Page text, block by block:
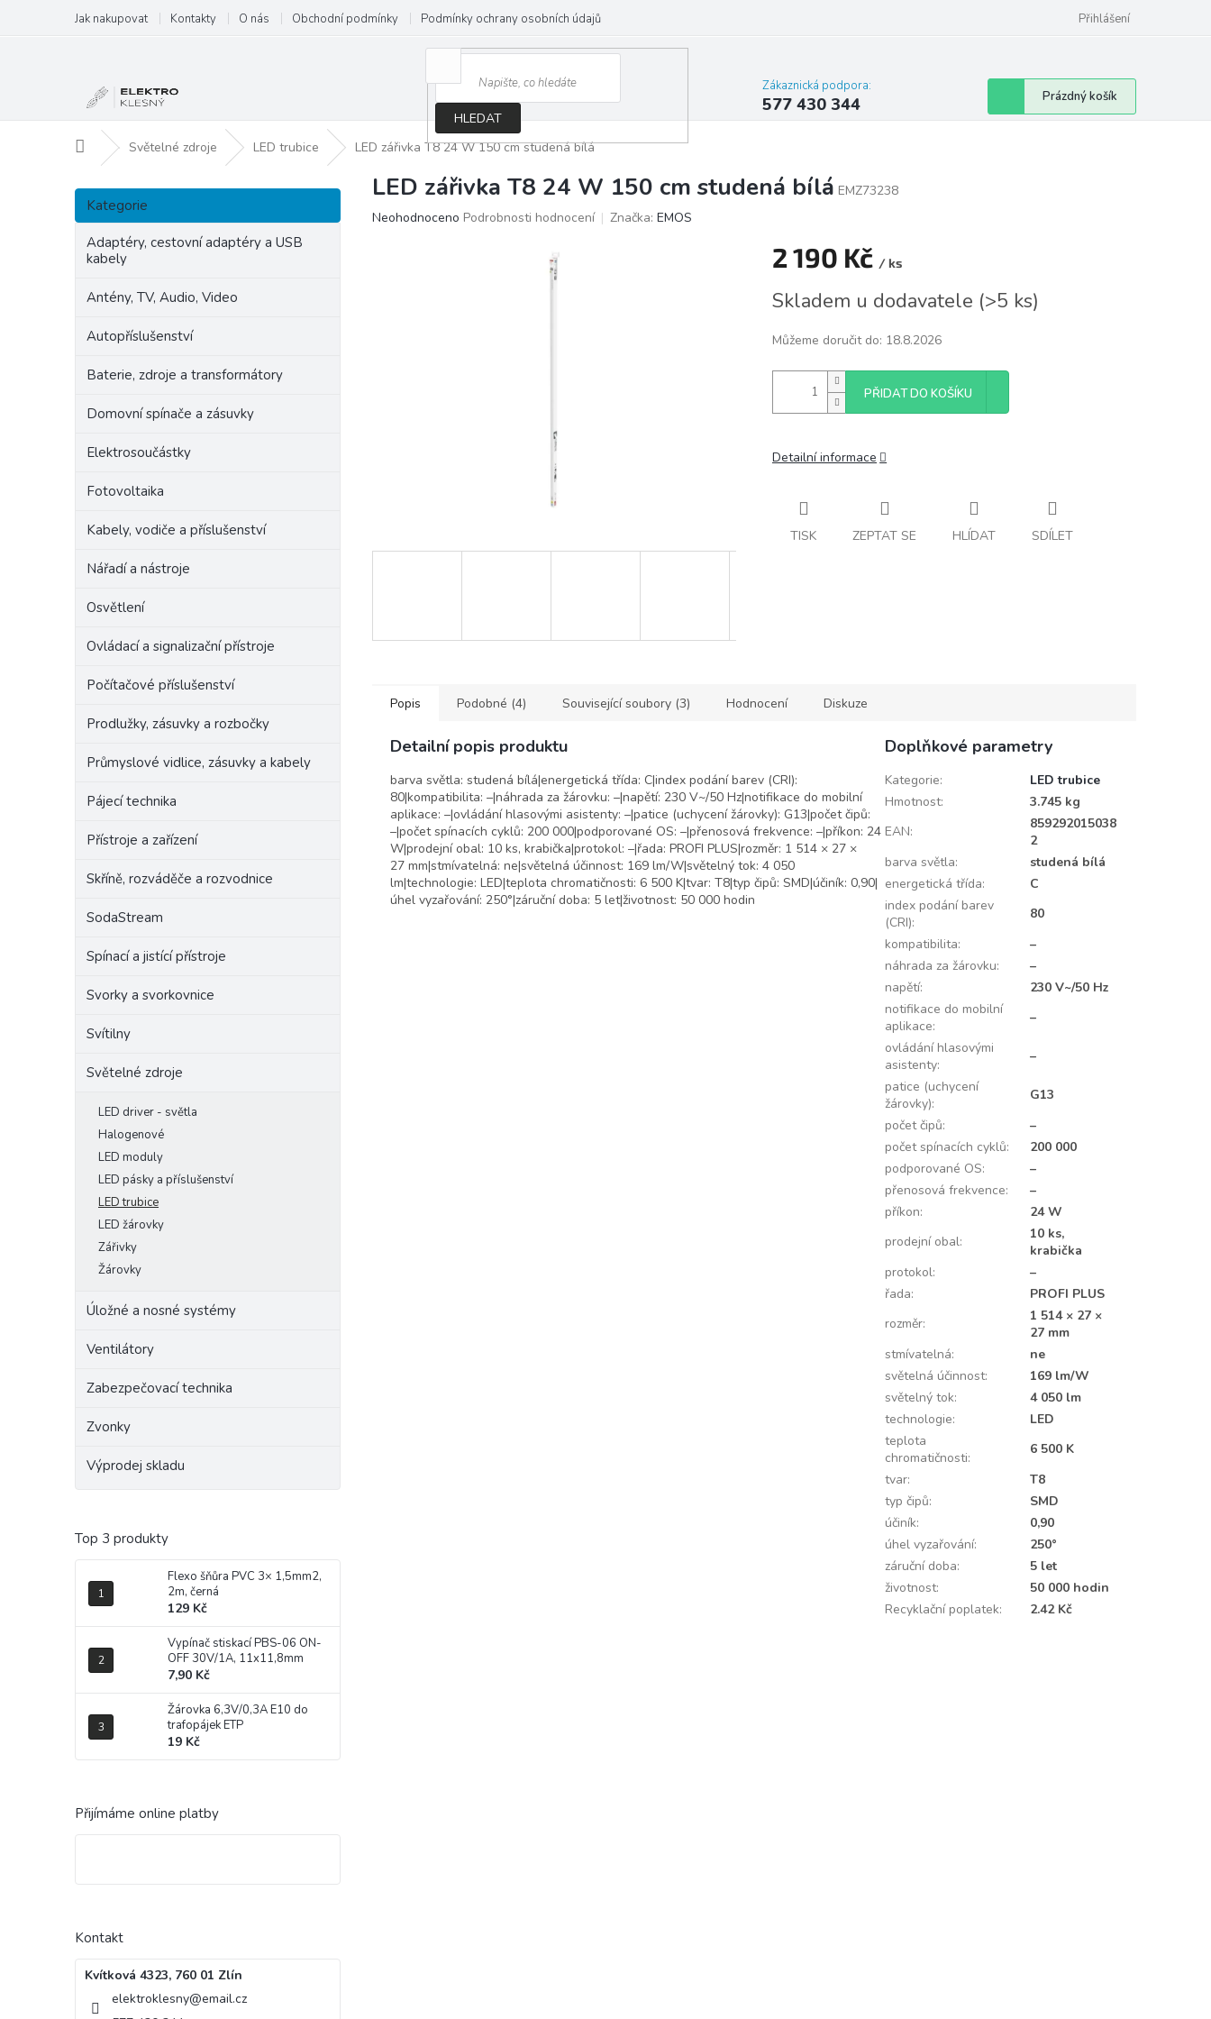
obsah
Jak nakupovat Kontakty O nás Obchodní podmínky Podmínky ochrany osobních údajů Přihlášení
HLEDAT
Zákaznická podpora:
577 430 344
Nákupní
košík
Prázdný košík
Domů Světelné zdroje LED trubice LED zářivka T8 24 W 150 cm studená bílá
P
s
Přeskočit
kategorie
Kategorie
Adaptéry, cestovní adaptéry a USB
kabely
Antény, TV, Audio, Video
Autopříslušenství
Baterie, zdroje a transformátory
Domovní spínače a zásuvky
Elektrosoučástky
Fotovoltaika
Kabely, vodiče a příslušenství
Nářadí a nástroje
Osvětlení
Ovládací a signalizační přístroje
Počítačové příslušenství
Prodlužky, zásuvky a rozbočky
Průmyslové vidlice, zásuvky a kabely
Pájecí technika
Přístroje a zařízení
Skříně, rozváděče a rozvodnice
SodaStream
Spínací a jistící přístroje
Svorky a svorkovnice
Svítilny
Světelné zdroje
LED driver - světla
Halogenové
LED moduly
LED pásky a příslušenství
LED trubice
LED žárovky
Zářivky
Žárovky
Úložné a nosné systémy
Ventilátory
Zabezpečovací technika
Zvonky
Výprodej skladu
Top 3 produkty
Flexo šňůra PVC 3× 1,5mm2,
2m, černá
129 Kč
Vypínač stiskací PBS-06 ON-
OFF 30V/1A, 11x11,8mm
7,90 Kč
Žárovka 6,3V/0,3A E10 do
trafopájek ETP
19 Kč
Přijímáme online platby
Kontakt
Kvítková 4323, 760 01 Zlín
elektroklesny@email.cz
LED zářivka T8 24 W 150 cm studená bílá EMZ73238
Průměrné
Neohodnoceno Podrobnosti hodnocení Značka: EMOS
2 190 Kč / ks
cena:
Skladem u dodavatele (>5 ks)
Můžeme doručit do: 18.8.2026
PŘIDAT DO KOŠÍKU
Detailní informace
TISK ZEPTAT SE HLÍDAT SDÍLET
Popis Podobné (4) Související soubory (3) Hodnocení Diskuze
Detailní popis produktu
barva světla: studená bílá|energetická třída: C|index podání barev (CRI):
80|kompatibilita: –|náhrada za žárovku: –|napětí: 230 V~/50 Hz|notifikace do mobilní
aplikace: –|ovládání hlasovými asistenty: –|patice (uchycení žárovky): G13|počet čipů:
–|počet spínacích cyklů: 200 000|podporované OS: –|přenosová frekvence: –|příkon: 24
W|prodejní obal: 10 ks, krabička|protokol: –|řada: PROFI PLUS|rozměr: 1 514 × 27 ×
27 mm|stmívatelná: ne|světelná účinnost: 169 lm/W|světelný tok: 4 050
lm|technologie: LED|teplota chromatičnosti: 6 500 K|tvar: T8|typ čipů: SMD|účiník: 0,90|
úhel vyzařování: 250°|záruční doba: 5 let|životnost: 50 000 hodin
Doplňkové parametry
Kategorie:
LED trubice
Hmotnost:
3.745 kg
EAN:
859292015038
2
barva světla:
studená bílá
energetická třída:
C
index podání barev
(CRI):
80
kompatibilita:
–
náhrada za žárovku:
–
napětí:
230 V~/50 Hz
notifikace do mobilní
aplikace:
–
ovládání hlasovými
asistenty:
–
patice (uchycení
žárovky):
G13
počet čipů:
–
počet spínacích cyklů:
200 000
podporované OS:
–
přenosová frekvence:
–
příkon:
24 W
prodejní obal:
10 ks,
krabička
protokol:
–
řada:
PROFI PLUS
rozměr:
1 514 × 27 ×
27 mm
stmívatelná:
ne
světelná účinnost:
169 lm/W
světelný tok:
4 050 lm
technologie:
LED
teplota
chromatičnosti:
6 500 K
tvar:
T8
typ čipů:
SMD
účiník:
0,90
úhel vyzařování:
250°
záruční doba:
5 let
životnost:
50 000 hodin
Recyklační poplatek: 2.42 Kč